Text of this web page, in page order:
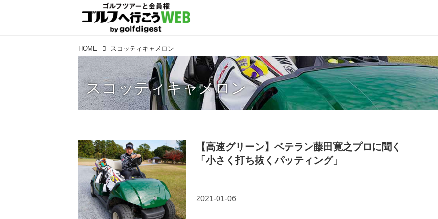
HOME スコッティキャメロン
スコッティキャメロン
【高速グリーン】ベテラン藤田寛之プロに聞く
「小さく打ち抜くパッティング」